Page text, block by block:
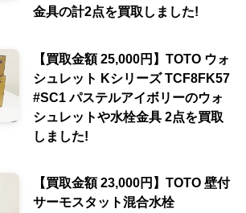
金具の計2点を買取しました!
【買取金額 25,000円】TOTO ウォ
シュレット Kシリーズ TCF8FK57
#SC1 パステルアイボリーのウォ
シュレットや水栓金具 2点を買取
しました!
【買取金額 23,000円】TOTO 壁付
サーモスタット混合水栓